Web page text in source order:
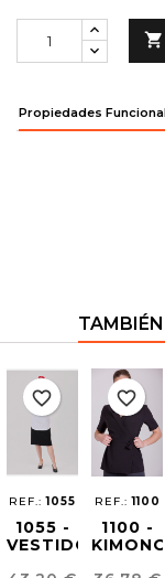

Propiedades
REF.:1055
1055 -
VESTIDO
favorite_border
REF.:1100
1100 -
KIMONO
favorite_border